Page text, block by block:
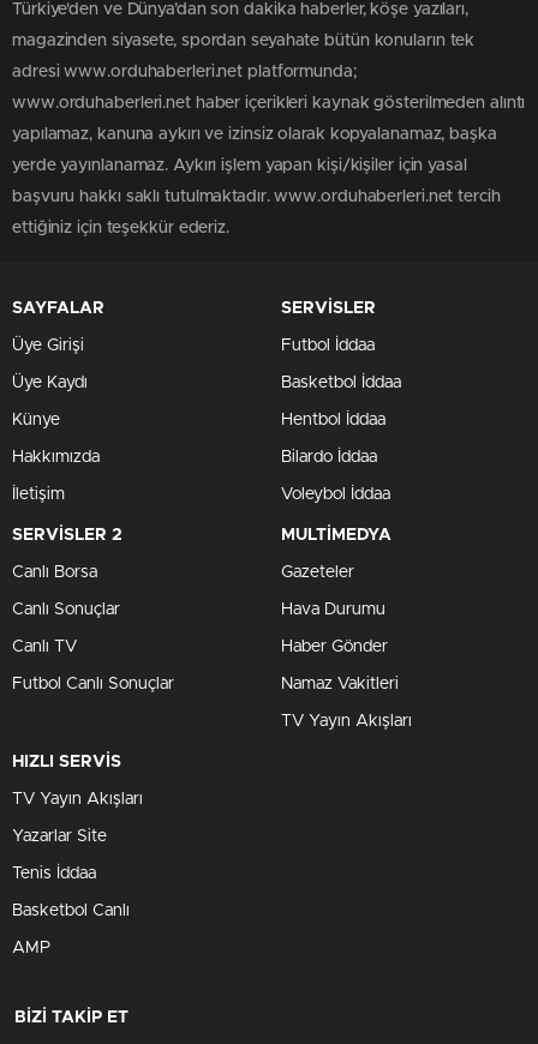
Türkiye'den ve Dünya’dan son dakika haberler, köşe yazıları,
magazinden siyasete, spordan seyahate bütün konuların tek
adresi www.orduhaberleri.net platformunda;
www.orduhaberleri.net haber içerikleri kaynak gösterilmeden alıntı
yapılamaz, kanuna aykırı ve izinsiz olarak kopyalanamaz, başka
yerde yayınlanamaz. Aykırı işlem yapan kişi/kişiler için yasal
başvuru hakkı saklı tutulmaktadır. www.orduhaberleri.net tercih
ettiğiniz için teşekkür ederiz.
SAYFALAR
Üye Girişi
Üye Kaydı
Künye
Hakkımızda
İletişim
SERVİSLER
Futbol İddaa
Basketbol İddaa
Hentbol İddaa
Bilardo İddaa
Voleybol İddaa
SERVİSLER 2
Canlı Borsa
Canlı Sonuçlar
Canlı TV
Futbol Canlı Sonuçlar
MULTİMEDYA
Gazeteler
Hava Durumu
Haber Gönder
Namaz Vakitleri
TV Yayın Akışları
HIZLI SERVİS
TV Yayın Akışları
Yazarlar Site
Tenis İddaa
Basketbol Canlı
AMP
BİZİ TAKİP ET